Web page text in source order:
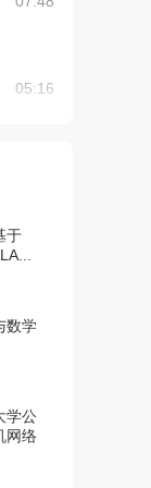
05:16
06:51
07:34
于
数学
学公
网络